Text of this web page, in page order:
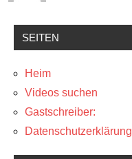
SEITEN
Heim
Videos suchen
Gastschreiber:
Datenschutzerklärung